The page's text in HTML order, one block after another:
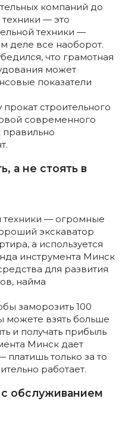
компаний до
техники — это
техники —
деле все наоборот.
что грамотная
может
показатели
строительного
современного
правильно
а не стоять в
техники — огромные
экскаватор
а используется
инструмента Минск
для развития
найма
заморозить 100
можете взять больше
и получать прибыль
Минск дает
только за то
работает.
обслуживанием